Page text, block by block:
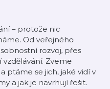
– protože nic
Od veřejného
rozvoj, přes
Zveme
ptáme se jich, jaké vidí v
a jak je navrhují řešit.